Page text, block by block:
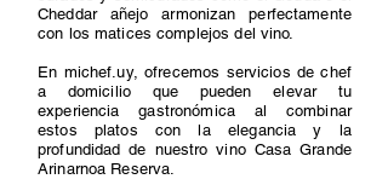
Cheddar añejo armonizan perfectamente
con los matices complejos del vino.
En michef.uy, ofrecemos servicios de chef
a domicilio que pueden elevar tu
experiencia gastronómica al combinar
estos platos con la elegancia y la
profundidad de nuestro vino Casa Grande
Arinarnoa Reserva.